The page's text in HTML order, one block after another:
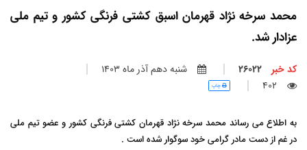
محمد سرخه نژاد قهرمان اسبق کشتی فرنگی کشور و تیم ملی
عزادار شد.
کد خبر
شنبه دهم آذر ماه 1403
402
چاپ
به اطلاع می رساند محمد سرخه نژاد قهرمان کشتی فرنگی کشور و عضو تیم ملی
در غم از دست مادر گرامی خود سوگوار شده است .